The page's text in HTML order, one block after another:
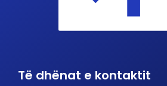
Të dhënat e kontaktit